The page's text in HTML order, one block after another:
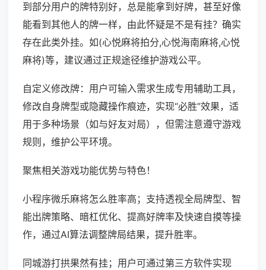
到部分用户的牌特别好，总是能拿到好牌，甚至好像
能看到其他人的牌一样，由此怀疑是不是有挂？确实
存在此类外挂。如(心悦麻将拍分,心悦海南麻将,心悦
麻将)等，建议通过正规途径维护游戏公平。
自定义修改牌：用户可输入需求生成专用辅助工具，
修改自身牌型或隐藏操作痕迹，实现“必胜”效果，适
用于多种场景（如与好友对局），但需注意遵守游戏
规则，维护公平环境。
聚焦相关游戏功能优势与特色！
小程序微乐麻将怎么胜率高；支持透视全局牌型、智
能出牌策略、暗杠优化、提高好牌率及快速自摸等操
作，通过AI算法调整牌局结果，提升胜率。
同城游打拱果然有挂；用户可通过第三方软件实现